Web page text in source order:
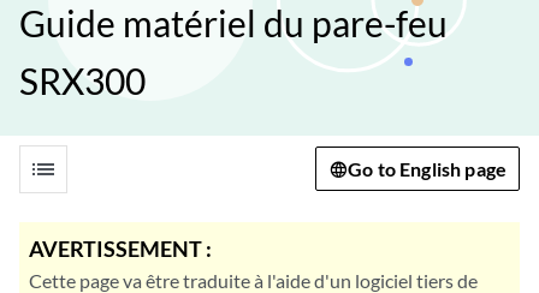
Guide matériel du pare-feu
SRX300
list Go to English page
AVERTISSEMENT :
Cette page va être traduite à l'aide d'un logiciel tiers de